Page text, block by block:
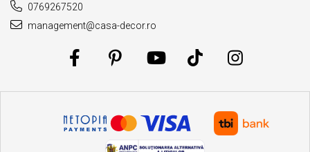
0769267520
management@casa-decor.ro